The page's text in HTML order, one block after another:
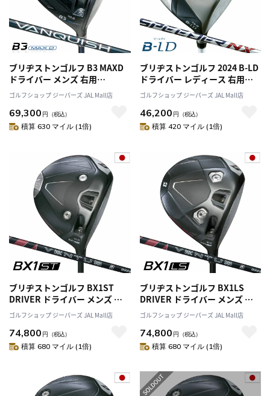
ブリヂストンゴルフ B3 MAXD
ドライバー メンズ 右用
VANQUISH BS40 for MAX カー
ボンシャフト 2024年モデル 日
本正規品
ゴルフショップ ジーパーズ JAL Mall店
69,300 円 （税込）
積算 630 マイル (1倍)
ブリヂストンゴルフ 2024 B-LD
ドライバー レディース 右用
SPEEDER NX BS40LDw シャフ
ト 日本正規品
ゴルフショップ ジーパーズ JAL Mall店
46,200 円 （税込）
積算 420 マイル (1倍)
ブリヂストンゴルフ BX1ST
DRIVER ドライバー メンズ 右
用 VENTUS BS6 II カーボンシ
ャフト BRIDGESTONE GOLF
日本正規品 2025年モデル
ゴルフショップ ジーパーズ JAL Mall店
74,800 円 （税込）
積算 680 マイル (1倍)
ブリヂストンゴルフ BX1LS
DRIVER ドライバー メンズ 右
用 VENTUS BS6 II カーボンシ
ャフト BRIDGESTONE GOLF
日本正規品 2025年モデル
ゴルフショップ ジーパーズ JAL Mall店
74,800 円 （税込）
積算 680 マイル (1倍)